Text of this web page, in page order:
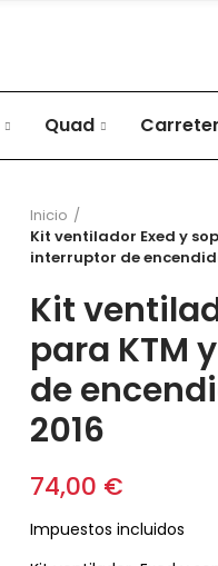
Quad
Inicio
Kit ventilador Exed y
interruptor de
Kit
para KTM
de
2016
74,00 €
Impuestos incluidos